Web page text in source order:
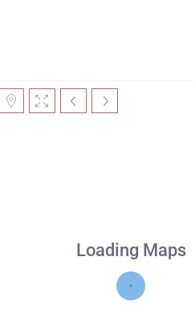
Loading Maps